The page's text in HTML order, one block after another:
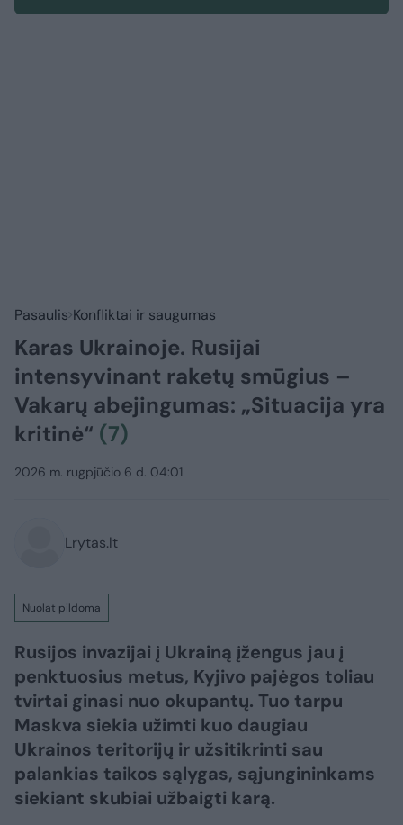
Pasaulis Konfliktai ir saugumas
Karas Ukrainoje. Rusijai
intensyvinant raketų smūgius –
Vakarų abejingumas: „Situacija yra
kritinė“ (7)
2026 m. rugpjūčio 6 d. 04:01
Lrytas.lt
Nuolat pildoma
Rusijos invazijai į Ukrainą įžengus jau į
penktuosius metus, Kyjivo pajėgos toliau
tvirtai ginasi nuo okupantų. Tuo tarpu
Maskva siekia užimti kuo daugiau
Ukrainos teritorijų ir užsitikrinti sau
palankias taikos sąlygas, sąjungininkams
siekiant skubiai užbaigti karą.​​​​​​​​​​​​​​​​​​​​​​​​​​​